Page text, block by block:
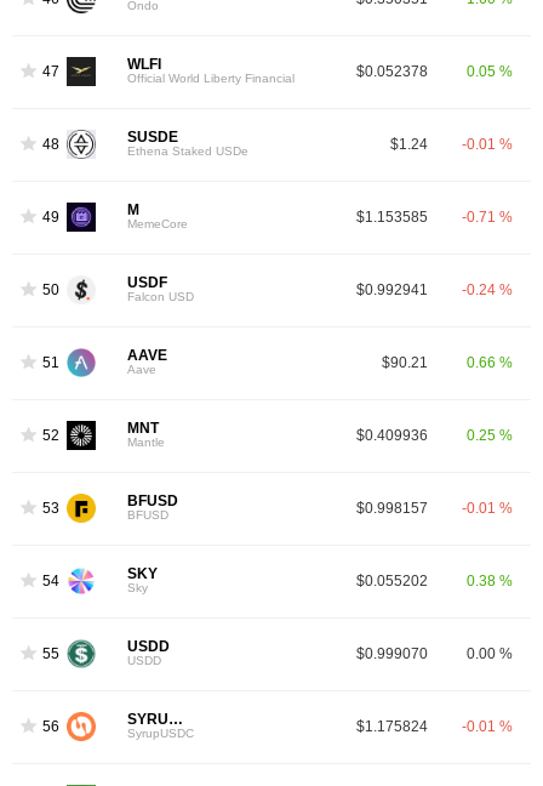
Ondo
47 WLFI
Official World Liberty Financial $0.052378 0.05 %
48 SUSDE
Ethena Staked USDe $1.24 -0.01 %
49 M
MemeCore $1.153585 -0.71 %
50 USDF
Falcon USD $0.992941 -0.24 %
51 AAVE
Aave $90.21 0.66 %
52 MNT
Mantle $0.409936 0.25 %
53 BFUSD
BFUSD $0.998157 -0.01 %
54 SKY
Sky $0.055202 0.38 %
55 USDD
USDD $0.999070 0.00 %
56 SYRUPUSDC
SyrupUSDC $1.175824 -0.01 %